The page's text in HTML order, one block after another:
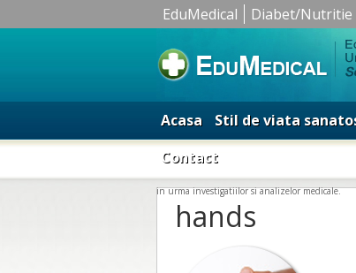
EduMedical Diabet/Nutritie
Acasa Stil de viata
Contact
in urma investigatiilor si analizelor medicale.
hands